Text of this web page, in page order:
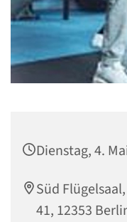
Dienstag, 4.
Süd
41, 12353